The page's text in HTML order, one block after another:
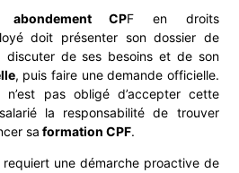
CPF en droits
doit présenter son dossier de
discuter de ses besoins et de son
, puis faire une demande officielle.
n’est pas obligé d’accepter cette
la responsabilité de trouver
sa formation CPF.
requiert une démarche proactive de